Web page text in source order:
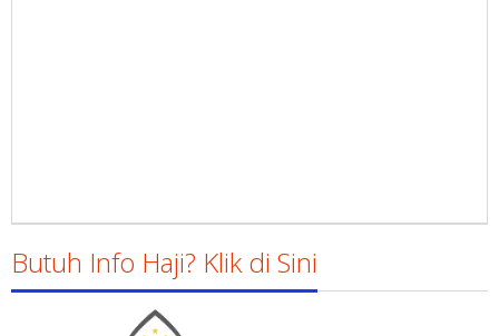
Butuh Info Haji? Klik di Sini